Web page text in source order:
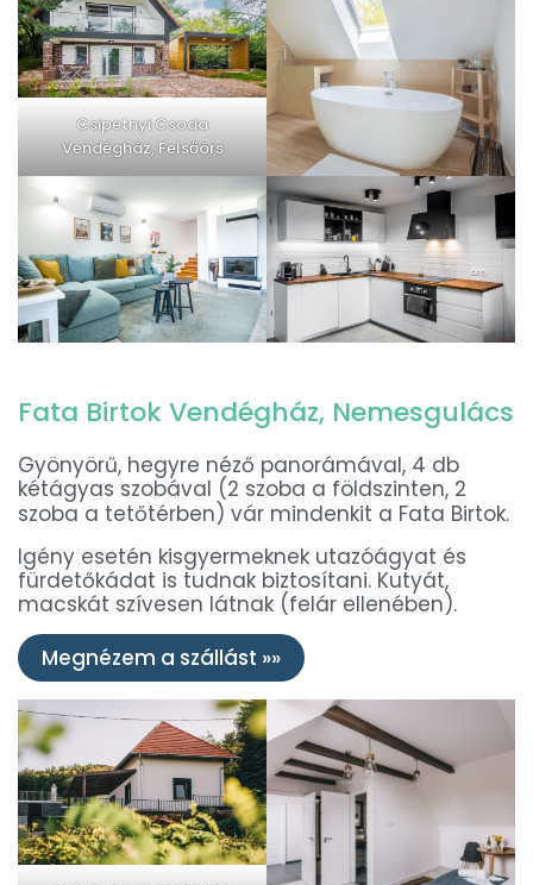
Csipetnyi Csoda
Vendégház, Felsőörs
Fata Birtok Vendégház, Nemesgulács
Gyönyörű, hegyre néző panorámával, 4 db
kétágyas szobával (2 szoba a földszinten, 2
szoba a tetőtérben) vár mindenkit a Fata Birtok.
Igény esetén kisgyermeknek utazóágyat és
fürdetőkádat is tudnak biztosítani. Kutyát,
macskát szívesen látnak (felár ellenében).
Megnézem a szállást »»